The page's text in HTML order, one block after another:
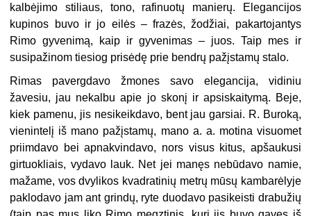
kalbėjimo stiliaus, tono, rafinuotų manierų. Elegancijos
kupinos buvo ir jo eilės – frazės, žodžiai, pakartojantys
Rimo gyvenimą, kaip ir gyvenimas – juos. Taip mes ir
susipažinom tiesiog prisėdę prie bendrų pažįstamų stalo.
Rimas pavergdavo žmones savo elegancija, vidiniu
žavesiu, jau nekalbu apie jo skonį ir apsiskaitymą. Beje,
kiek pamenu, jis nesikeikdavo, bent jau garsiai. R. Buroką,
vienintelį iš mano pažįstamų, mano a. a. motina visuomet
priimdavo bei apnakvindavo, nors visus kitus, apšaukusi
girtuokliais, vydavo lauk. Net jei manęs nebūdavo namie,
mažame, vos dvylikos kvadratinių metrų mūsų kambarėlyje
paklodavo jam ant grindų, ryte duodavo pasikeisti drabužių